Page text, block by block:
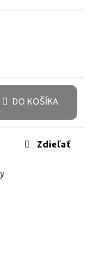
DO KOŠÍKA
Zdieľať